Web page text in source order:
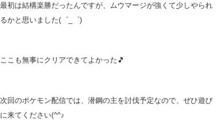
最初は結構楽勝だったんですが、ムウマージが強くて少しやられ
るかと思いました(゜_゜)
ここも無事にクリアできてよかった🎵
次回のポケモン配信では、潜鋼の主を討伐予定なので、ぜひ遊び
に来てください(^^♪